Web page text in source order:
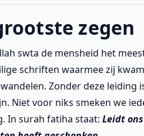
zegen
swta de mensheid het
schriften waarmee zij
Zonder deze leiding
Niet voor niks smeken we
In surah fatiha staat: Leidt